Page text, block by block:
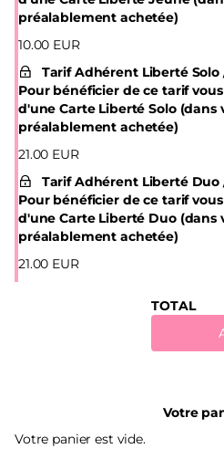
préalablement achetée)
10.00 EUR
Tarif Adhérent Liberté Solo
Pour bénéficier de ce tarif
d'une Carte Liberté Solo (dans
préalablement achetée)
21.00 EUR
Tarif Adhérent Liberté Duo
Pour bénéficier de ce tarif
d'une Carte Liberté Duo (dans
préalablement achetée)
21.00 EUR
TOTAL
Votre
Votre panier est vide.